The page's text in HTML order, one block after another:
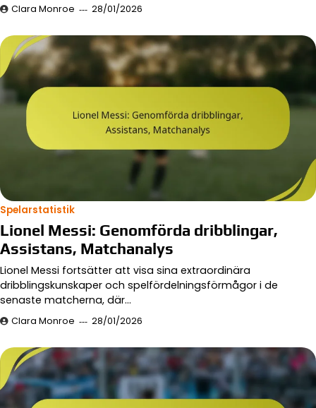
Clara Monroe 28/01/2026
Spelarstatistik
Lionel Messi: Genomförda dribblingar,
Assistans, Matchanalys
Lionel Messi fortsätter att visa sina extraordinära
dribblingskunskaper och spelfördelningsförmågor i de
senaste matcherna, där…
Clara Monroe 28/01/2026